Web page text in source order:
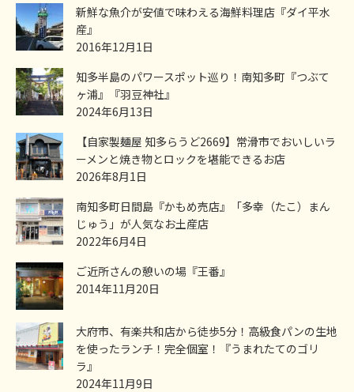
新鮮な魚介が安値で味わえる海鮮料理店『ダイ平水
産』
2016年12月1日
知多半島のパワースポット巡り！南知多町『つぶて
ヶ浦』『羽豆神社』
2024年6月13日
【自家製麺屋 知多らうど2669】常滑市でおいしいラ
ーメンと焼き物とロックを堪能できるお店
2026年8月1日
南知多町日間島『かもめ売店』「多幸（たこ）まん
じゅう」が人気なお土産店
2022年6月4日
ご近所さんの憩いの場『王番』
2014年11月20日
大府市、有楽共和店から徒歩5分！高級食パンの生地
を使ったランチ！完全個室！『うまれたてのゴリ
ラ』
2024年11月9日